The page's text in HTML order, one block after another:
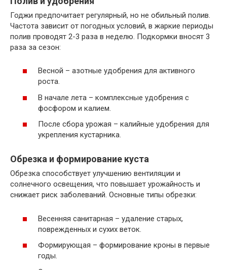
Годжи предпочитает регулярный, но не обильный полив.
Частота зависит от погодных условий, в жаркие периоды
полив проводят 2-3 раза в неделю. Подкормки вносят 3
раза за сезон:
Весной – азотные удобрения для активного
роста.
В начале лета – комплексные удобрения с
фосфором и калием.
После сбора урожая – калийные удобрения для
укрепления кустарника.
Обрезка и формирование куста
Обрезка способствует улучшению вентиляции и
солнечного освещения, что повышает урожайность и
снижает риск заболеваний. Основные типы обрезки:
Весенняя санитарная – удаление старых,
поврежденных и сухих веток.
Формирующая – формирование кроны в первые
годы.